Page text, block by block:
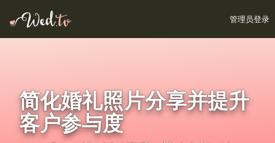
管理员登录
简化婚礼照片分享并提升
客户参与度